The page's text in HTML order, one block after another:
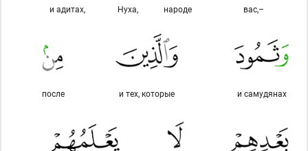
вас,–
народе
Нуха,
и адитах,
и самудянах
и тех, которые
после